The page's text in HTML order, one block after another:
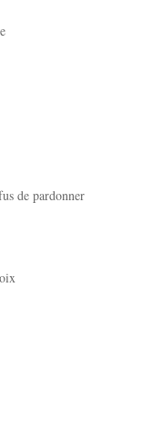
de pardonner